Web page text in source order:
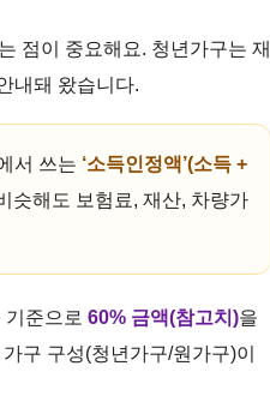
점이 중요해요. 청년가구는 재
내돼 왔습니다.
서 쓰는 ‘소득인정액’(소득 +
슷해도 보험료, 재산, 차량가
기준으로 60% 금액(참고치)을
구 구성(청년가구/원가구)이